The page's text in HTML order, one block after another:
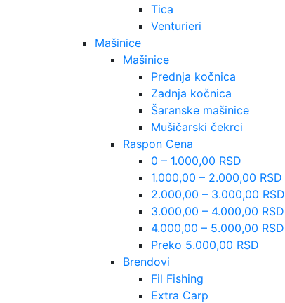
Tica
Venturieri
Mašinice
Mašinice
Prednja kočnica
Zadnja kočnica
Šaranske mašinice
Mušičarski čekrci
Raspon Cena
0 – 1.000,00 RSD
1.000,00 – 2.000,00 RSD
2.000,00 – 3.000,00 RSD
3.000,00 – 4.000,00 RSD
4.000,00 – 5.000,00 RSD
Preko 5.000,00 RSD
Brendovi
Fil Fishing
Extra Carp